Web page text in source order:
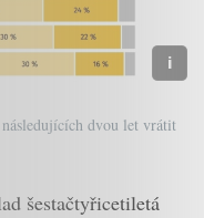
dvou let vrátit
šestačtyřicetiletá